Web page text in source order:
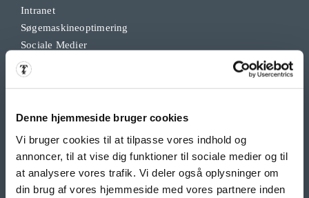
Denne hjemmeside bruger cookies
Vi bruger cookies til at tilpasse vores indhold og
annoncer, til at vise dig funktioner til sociale medier og til
at analysere vores trafik. Vi deler også oplysninger om
din brug af vores hjemmeside med vores partnere inden
Intranet
Søgemaskineoptimering
Sociale Medier
Google Ads & Analytics
Remarketing
Opdateringsservice
Klippekort
BANNER PRODUKTER